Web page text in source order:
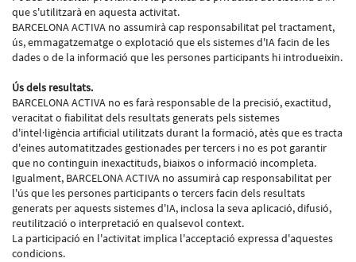
que s'utilitzarà en aquesta activitat.
BARCELONA ACTIVA no assumirà cap responsabilitat pel tractament,
ús, emmagatzematge o explotació que els sistemes d'IA facin de les
dades o de la informació que les persones participants hi introdueixin.
Ús dels resultats.
BARCELONA ACTIVA no es farà responsable de la precisió, exactitud,
veracitat o fiabilitat dels resultats generats pels sistemes
d'intel·ligència artificial utilitzats durant la formació, atès que es tracta
d'eines automatitzades gestionades per tercers i no es pot garantir
que no continguin inexactituds, biaixos o informació incompleta.
Igualment, BARCELONA ACTIVA no assumirà cap responsabilitat per
l'ús que les persones participants o tercers facin dels resultats
generats per aquests sistemes d'IA, inclosa la seva aplicació, difusió,
reutilització o interpretació en qualsevol context.
La participació en l'activitat implica l'acceptació expressa d'aquestes
condicions.